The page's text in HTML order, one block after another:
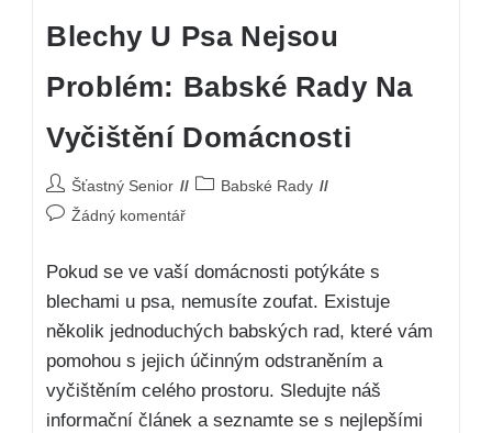
Blechy U Psa Nejsou
Problém: Babské Rady Na
Vyčištění Domácnosti
Šťastný Senior
Babské Rady
Žádný komentář
Pokud se ve vaší domácnosti potýkáte s
blechami u psa, nemusíte zoufat. Existuje
několik jednoduchých babských rad, které vám
pomohou s jejich účinným odstraněním a
vyčištěním celého prostoru. Sledujte náš
informační článek a seznamte se s nejlepšími